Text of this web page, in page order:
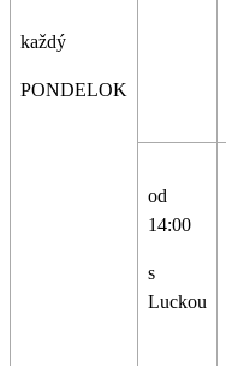
každý
PONDELOK
od
14:00
s
Luckou